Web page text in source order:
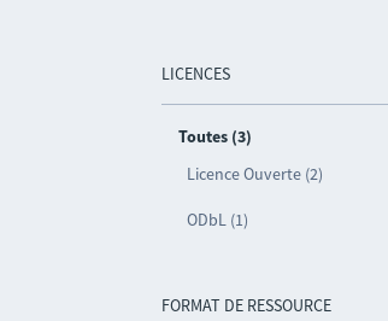
LICENCES
Toutes (3)
Licence Ouverte (2)
ODbL (1)
FORMAT DE RESSOURCE